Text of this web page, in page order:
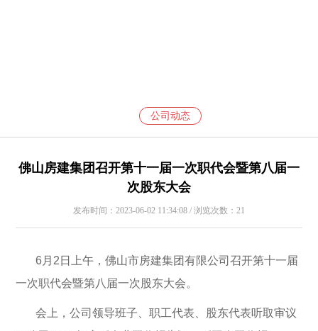
公司动态
佛山房建集团召开第十一届一次职代会暨第八届一
次股东大会
发布时间：2023-06-02 11:34:08 / 浏览次数：21
6月2日上午，佛山市房建集团有限公司召开第十一届
一次职代会暨第八届一次股东大会。
会上，公司领导班子、职工代表、股东代表听取审议